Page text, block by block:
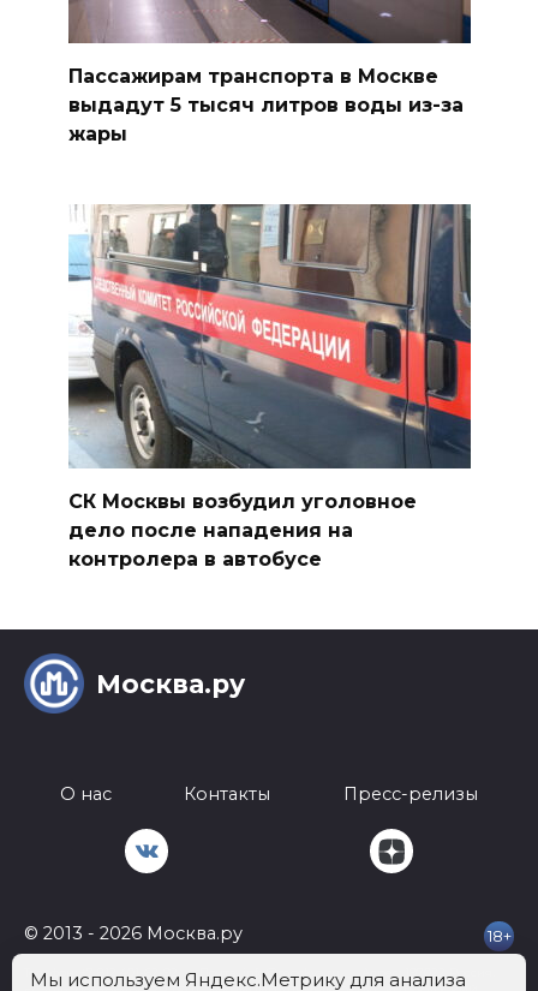
Пассажирам транспорта в Москве
выдадут 5 тысяч литров воды из-за
жары
СК Москвы возбудил уголовное
дело после нападения на
контролера в автобусе
Москва.ру
О нас Контакты Пресс-релизы
© 2013 - 2026 Москва.ру 18+
Телефон: Почта: info@mockva.ru
Мы используем Яндекс.Метрику для анализа